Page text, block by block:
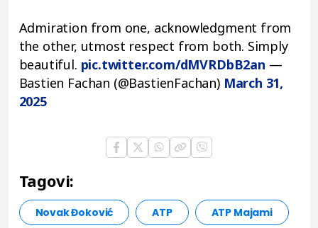
Admiration from one, acknowledgment from
the other, utmost respect from both. Simply
beautiful. pic.twitter.com/dMVRDbB2an —
Bastien Fachan (@BastienFachan) March 31,
2025
Tagovi:
Novak Đoković ATP ATP Majami